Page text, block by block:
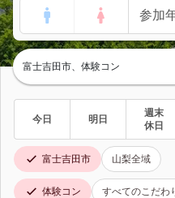
富士吉田市、体験コン
今日 明日
週末
休日
富士吉田市 山梨全域
体験コン すべてのこだわ